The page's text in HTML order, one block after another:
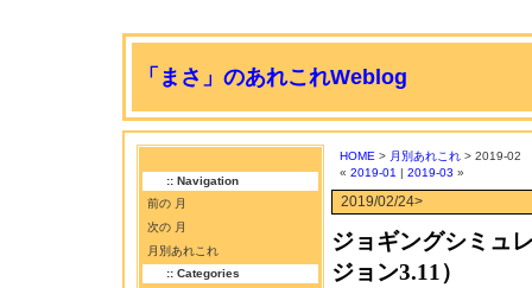
「まさ」のあれこれWeblog
:: Navigation
前の 月
次の 月
月別あれこれ
:: Categories
HOME > 月別あれこれ > 2019-02
« 2019-01 | 2019-03 »
2019/02/24>
ジョギングシミュ
ジョン3.11）